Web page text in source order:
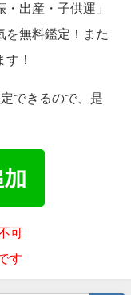
出産・子供運」
を無料鑑定！また
！
できるので、是
可
す